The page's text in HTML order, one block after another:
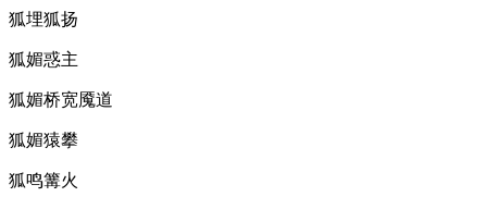
狐埋狐扬
狐媚惑主
狐媚桥宽魇道
狐媚猿攀
狐鸣篝火